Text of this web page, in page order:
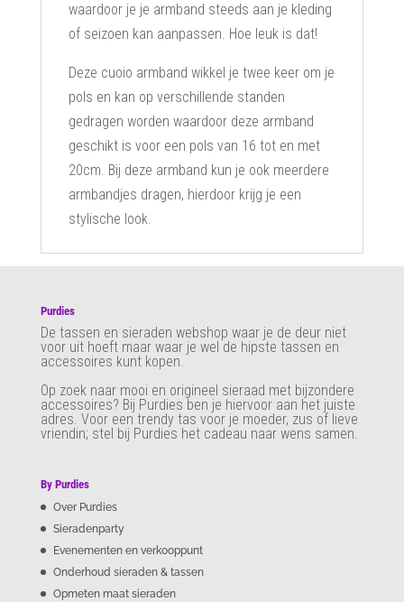
waardoor je je armband steeds aan je kleding
of seizoen kan aanpassen. Hoe leuk is dat!
Deze cuoio armband wikkel je twee keer om je
pols en kan op verschillende standen
gedragen worden waardoor deze armband
geschikt is voor een pols van 16 tot en met
20cm. Bij deze armband kun je ook meerdere
armbandjes dragen, hierdoor krijg je een
stylische look.
Purdies
De tassen en sieraden webshop waar je de deur niet
voor uit hoeft maar waar je wel de hipste tassen en
accessoires kunt kopen.
Op zoek naar mooi en origineel sieraad met bijzondere
accessoires? Bij Purdies ben je hiervoor aan het juiste
adres. Voor een trendy tas voor je moeder, zus of lieve
vriendin; stel bij Purdies het cadeau naar wens samen.
By Purdies
Over Purdies
Sieradenparty
Evenementen en verkooppunt
Onderhoud sieraden & tassen
Opmeten maat sieraden